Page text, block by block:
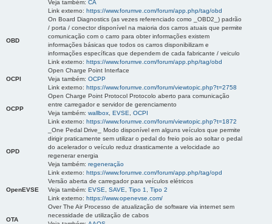
Veja também: CA
Link externo: https://www.forumve.com/forum/app.php/tag/obd
OBD
On Board Diagnostics (as vezes referenciado como _OBD2_) padrão
/ porta / conector disponível na maioria dos carros atuais que permite
comunicação com o carro para obter informações existem
informações básicas que todos os carros disponibilizam e
informações específicas que dependem de cada fabricante / veiculo
Link externo: https://www.forumve.com/forum/app.php/tag/obd
OCPI
Open Charge Point Interface
Veja também: OCPP
Link externo: https://www.forumve.com/forum/viewtopic.php?t=2758
OCPP
Open Charge Point Protocol Protocolo aberto para comunicação
entre carregador e servidor de gerenciamento
Veja também: wallbox EVSE
OCPI
Link externo: https://www.forumve.com/forum/viewtopic.php?t=1872
OPD
_One Pedal Drive_ Modo disponível em alguns veículos que permite
dirigir praticamente sem utilizar o pedal do freio pois ao soltar o pedal
do acelerador o veículo reduz drasticamente a velocidade ao
regenerar energia
Veja também: regeneração
Link externo: https://www.forumve.com/forum/app.php/tag/opd
OpenEVSE
Versão aberta de carregador para veículos elétricos
Veja também: EVSE SAVE Tipo 1
Tipo 2
Link externo: https://www.openevse.com/
OTA
Over The Air Processo de atualização de software via internet sem
necessidade de utilização de cabos